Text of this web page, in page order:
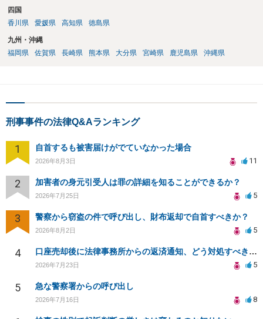
四国
香川県
愛媛県 高知県 徳島県
九州・沖縄
福岡県
佐賀県 長崎県 熊本県 大分県 宮崎県 鹿児島県 沖縄県
刑事事件の法律Q&Aランキング
1 自首するも被害届けがでていなかった場合
2026年8月3日 11
2 加害者の身元引受人は罪の詳細を知ることができるか？
2026年7月25日 5
3 警察から窃盗の件で呼び出し、財布返却で自首すべきか？
2026年8月2日 5
4 口座売却後に法律事務所からの返済通知、どう対処すべきか？
2026年7月23日 5
5 急な警察署からの呼び出し
2026年7月16日 8